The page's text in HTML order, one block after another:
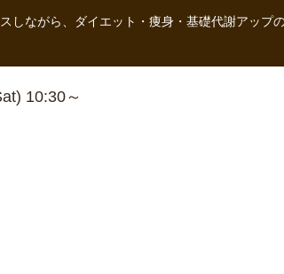
ながら、ダイエット・痩身・基礎代謝アップ
10:30～